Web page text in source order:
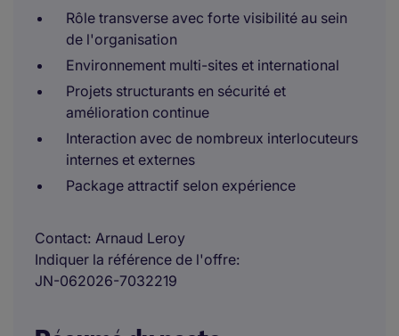
Rôle transverse avec forte visibilité au sein
de l'organisation
Environnement multi-sites et international
Projets structurants en sécurité et
amélioration continue
Interaction avec de nombreux interlocuteurs
internes et externes
Package attractif selon expérience
Contact Arnaud Leroy
Indiquer la référence de l'offre
JN-062026-7032219